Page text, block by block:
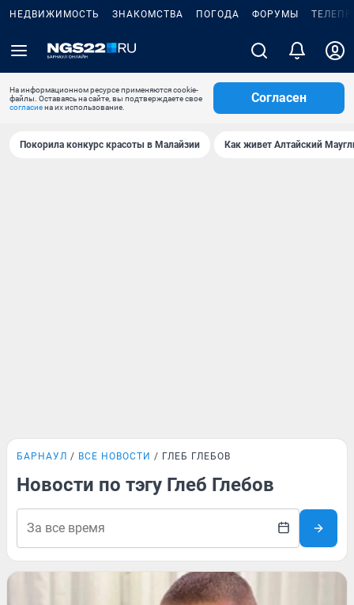
НЕДВИЖИМОСТЬ ЗНАКОМСТВА ПОГОДА ФОРУМЫ
На информационном ресурсе применяются cookie-
файлы. Оставаясь на сайте, вы подтверждаете свое
согласиена их использование.
Согласен
Покорила конкурс красоты в Малайзии Как живет Алтайский
БАРНАУЛ ВСЕ НОВОСТИ ГЛЕБ ГЛЕБОВ
Новости по тэгу Глеб Глебов